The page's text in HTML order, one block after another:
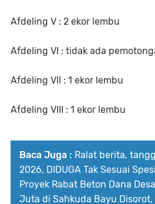
Afdeling V : 2 ekor lembu
Afdeling VI : tidak ada
Afdeling VII : 1 ekor lembu
Afdeling VIII : 1 ekor lembu
Baca Juga : Ralat berita,
2026, DIDUGA Tak Sesuai
Proyek Rabat Beton Dana
Juta di Sahkuda Bayu Disorot,